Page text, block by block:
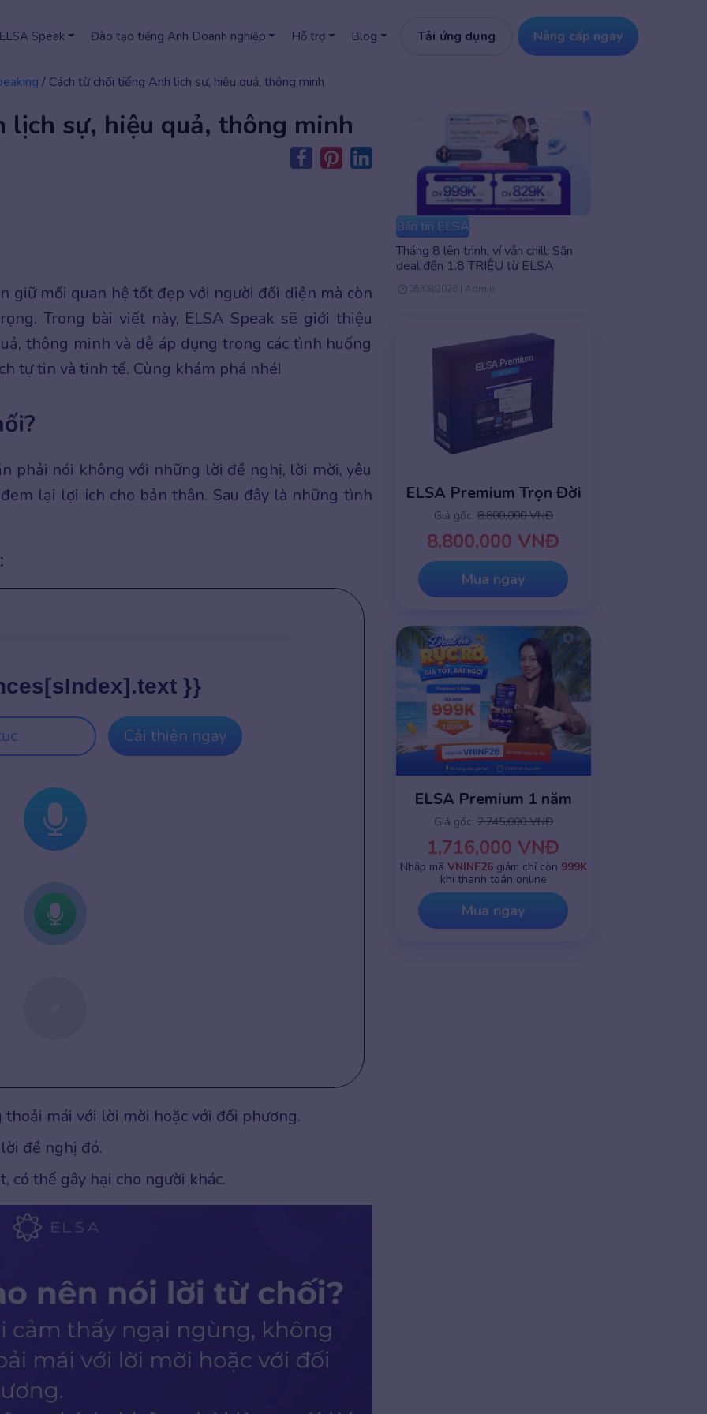
Speak Đào tạo tiếng Anh Doanh nghiệp Hỗ trợ Blog Tải ứng dụng Nâng cấp ngay
/ Cách từ chối tiếng Anh lịch sự, hiệu quả, thông minh
lịch sự, hiệu quả, thông minh
giữ mối quan hệ tốt đẹp với người đối diện mà còn
Trong bài viết này, ELSA Speak sẽ giới thiệu
thông minh và dễ áp dụng trong các tình huống
tự tin và tinh tế. Cùng khám phá nhé!
phải nói không với những lời đề nghị, lời mời, yêu
lại lợi ích cho bản thân. Sau đây là những tình
}}
Cải thiện ngay
mái với lời mời hoặc với đối phương.
đề nghị đó.
có thể gây hại cho người khác.
Bản tin ELSA
Tháng 8 lên trình, ví vẫn chill: Săn
deal đến 1.8 TRIỆU từ ELSA
05/08/2026 | Admin
ELSA Premium Trọn Đời
Giá gốc: 8,800,000 VNĐ
8,800,000 VNĐ
Mua ngay
ELSA Premium 1 năm
Giá gốc: 2,745,000 VNĐ
1,716,000 VNĐ
Nhập mã VNINF26giảm chỉ còn 999K
khi thanh toán online
Mua ngay